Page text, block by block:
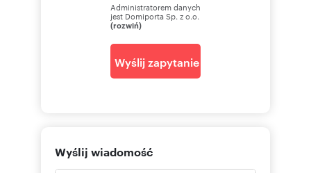
Administratorem danych
jest Domiporta Sp. z o.o.
(rozwiń)
Wyślij zapytanie
Wyślij wiadomość